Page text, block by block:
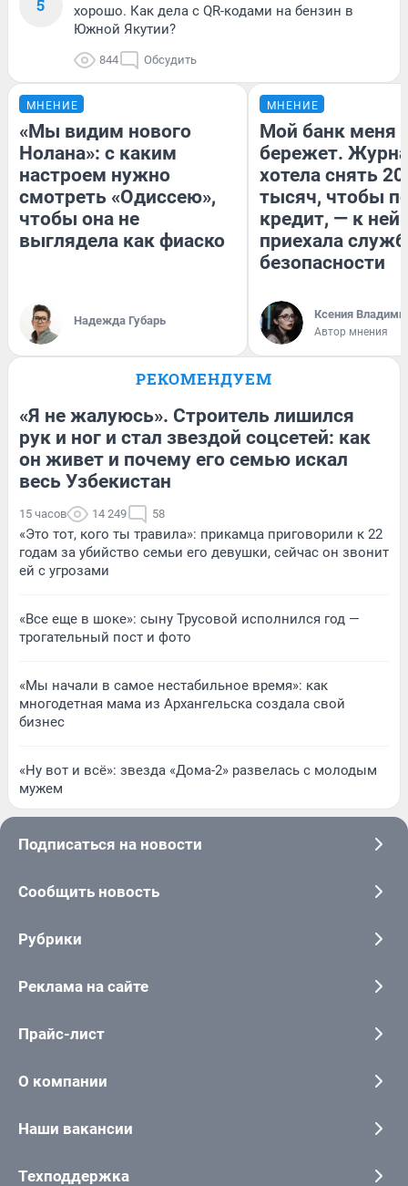
5
хорошо. Как дела с QR-кодами на бензин в
Южной Якутии?
844 Обсудить
МНЕНИЕ
«Мы видим нового
Нолана»: с каким
настроем нужно
смотреть «Одиссею»,
чтобы она не
выглядела как фиаско
Надежда Губарь
МНЕНИЕ
Мой банк меня
бережет.
хотела снять
тысяч, чтобы
кредит, — к
приехала
безопасности
Ксения
Автор мнения
РЕКОМЕНДУЕМ
«Я не жалуюсь». Строитель лишился
рук и ног и стал звездой соцсетей: как
он живет и почему его семью искал
весь Узбекистан
15 часов 14 249 58
«Это тот, кого ты травила»: прикамца приговорили к 22
годам за убийство семьи его девушки, сейчас он звонит
ей с угрозами
«Все еще в шоке»: сыну Трусовой исполнился год —
трогательный пост и фото
«Мы начали в самое нестабильное время»: как
многодетная мама из Архангельска создала свой
бизнес
«Ну вот и всё»: звезда «Дома-2» развелась с молодым
мужем
Подписаться на новости
Сообщить новость
Рубрики
Реклама на сайте
Прайс-лист
О компании
Наши вакансии
Техподдержка